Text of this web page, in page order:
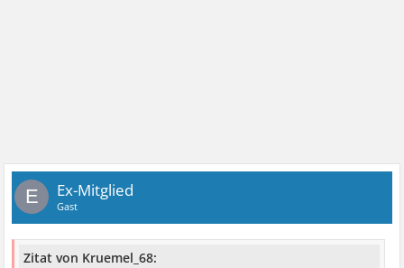
E Ex-Mitglied
Gast
Zitat von Kruemel_68: